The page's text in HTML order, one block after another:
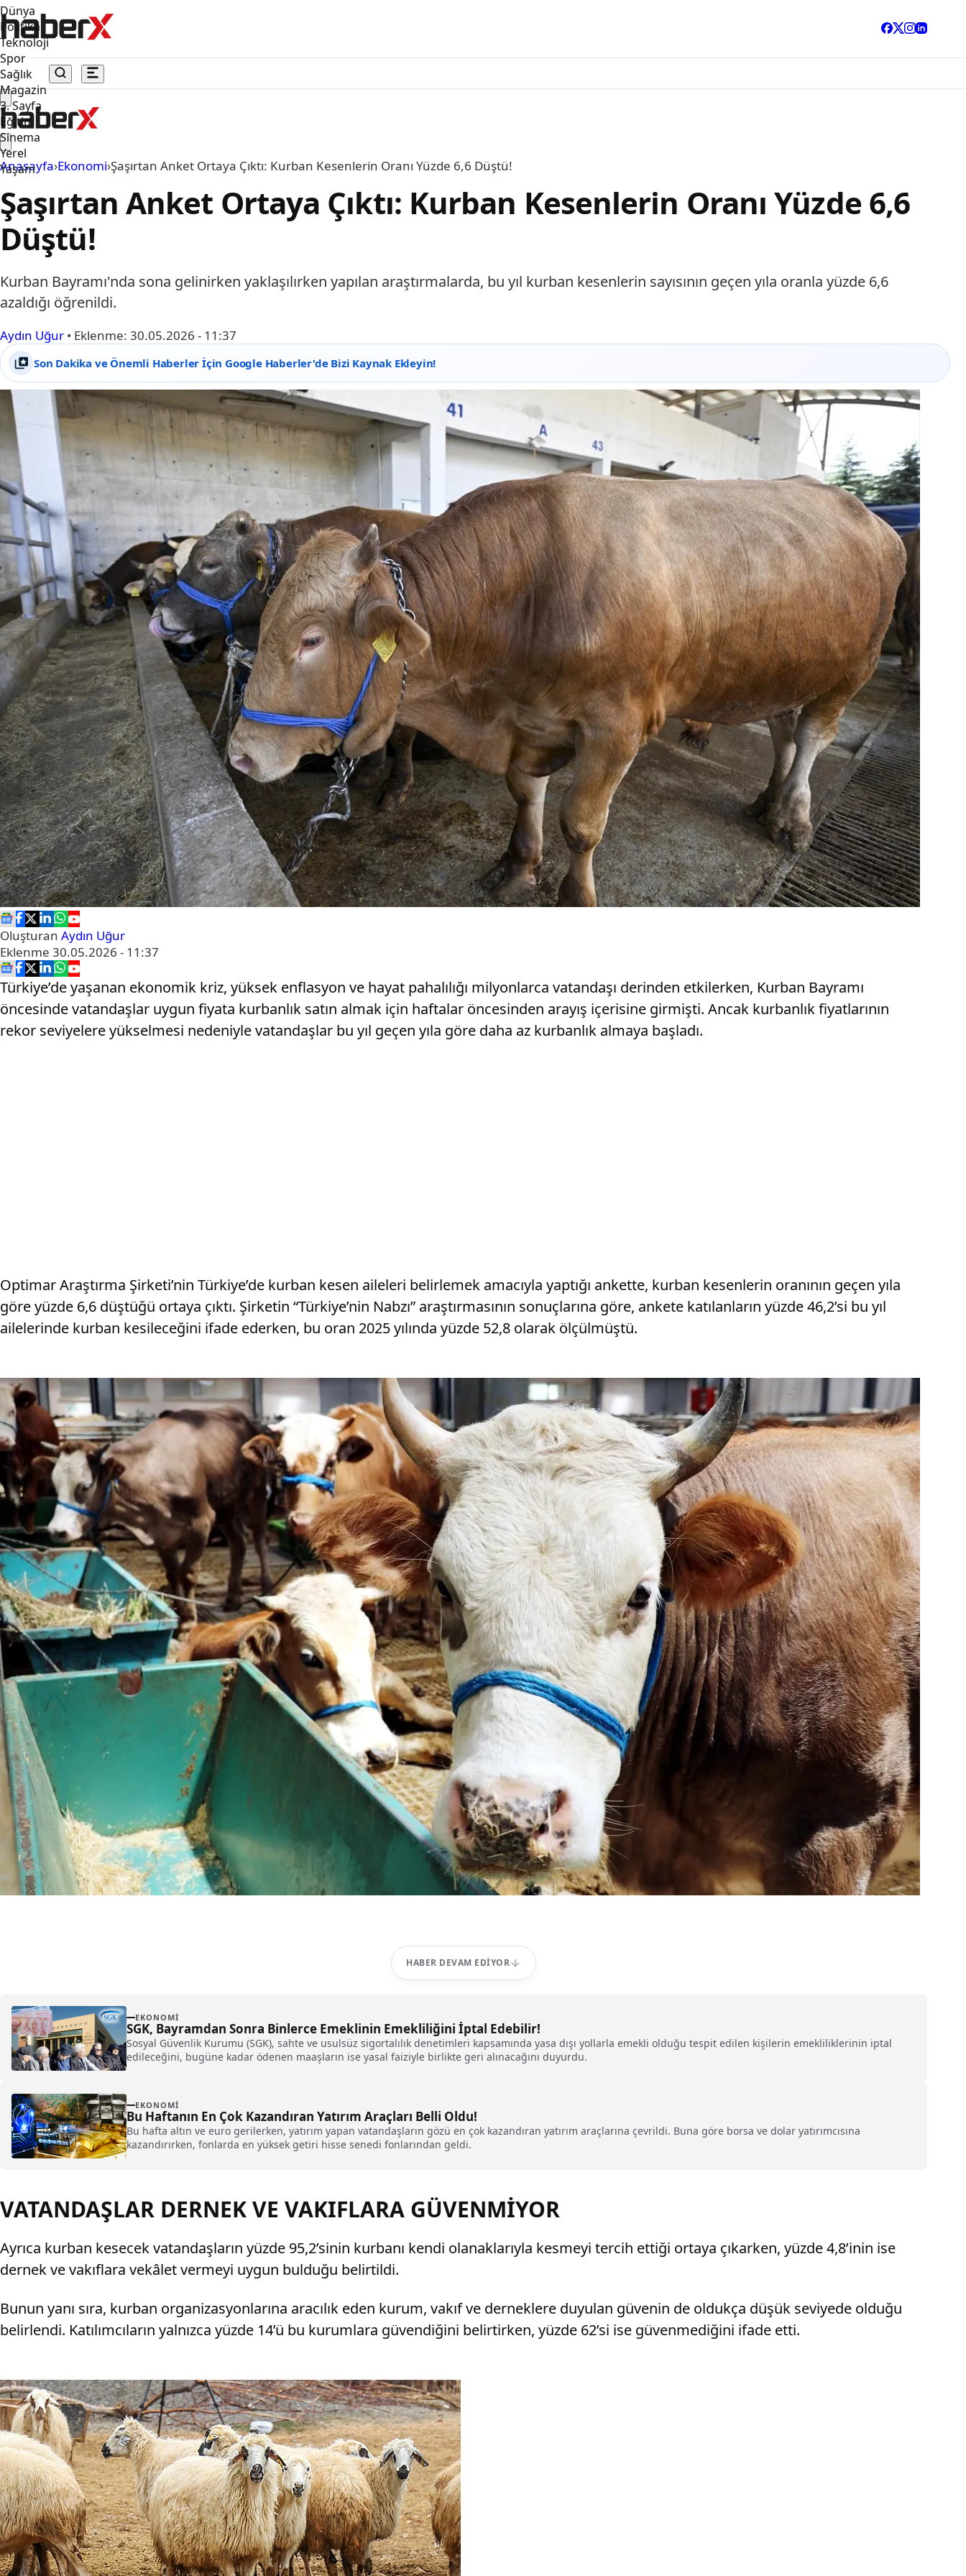
Dünya
Politika
Teknoloji
Spor
Sağlık
Magazin
3. Sayfa
Eğitim
Sinema
Yerel
Yaşam
Anasayfa›Ekonomi›Şaşırtan Anket Ortaya Çıktı: Kurban Kesenlerin Oranı Yüzde 6,6 Düştü!
Şaşırtan Anket Ortaya Çıktı: Kurban Kesenlerin Oranı Yüzde 6,6
Düştü!
Kurban Bayramı'nda sona gelinirken yaklaşılırken yapılan araştırmalarda, bu yıl kurban kesenlerin sayısının geçen yıla oranla yüzde 6,6
azaldığı öğrenildi.
Aydın Uğur • Eklenme: 30.05.2026 - 11:37
Son Dakika ve Önemli Haberler İçin Google Haberler'de Bizi Kaynak Ekleyin!
Oluşturan Aydın Uğur
Eklenme 30.05.2026 - 11:37
Türkiye’de yaşanan ekonomik kriz, yüksek enflasyon ve hayat pahalılığı milyonlarca vatandaşı derinden etkilerken, Kurban Bayramı
öncesinde vatandaşlar uygun fiyata kurbanlık satın almak için haftalar öncesinden arayış içerisine girmişti. Ancak kurbanlık fiyatlarının
rekor seviyelere yükselmesi nedeniyle vatandaşlar bu yıl geçen yıla göre daha az kurbanlık almaya başladı.
Optimar Araştırma Şirketi’nin Türkiye’de kurban kesen aileleri belirlemek amacıyla yaptığı ankette, kurban kesenlerin oranının geçen yıla
göre yüzde 6,6 düştüğü ortaya çıktı. Şirketin “Türkiye’nin Nabzı” araştırmasının sonuçlarına göre, ankete katılanların yüzde 46,2’si bu yıl
ailelerinde kurban kesileceğini ifade ederken, bu oran 2025 yılında yüzde 52,8 olarak ölçülmüştü.
HABER DEVAM EDIYOR
EKONOMI
SGK, Bayramdan Sonra Binlerce Emeklinin Emekliliğini İptal Edebilir!
Sosyal Güvenlik Kurumu (SGK), sahte ve usulsüz sigortalılık denetimleri kapsamında yasa dışı yollarla emekli olduğu tespit edilen kişilerin emekliliklerinin iptal
edileceğini, bugüne kadar ödenen maaşların ise yasal faiziyle birlikte geri alınacağını duyurdu.
EKONOMI
Bu Haftanın En Çok Kazandıran Yatırım Araçları Belli Oldu!
Bu hafta altın ve euro gerilerken, yatırım yapan vatandaşların gözü en çok kazandıran yatırım araçlarına çevrildi. Buna göre borsa ve dolar yatırımcısına
kazandırırken, fonlarda en yüksek getiri hisse senedi fonlarından geldi.
VATANDAŞLAR DERNEK VE VAKIFLARA GÜVENMİYOR
Ayrıca kurban kesecek vatandaşların yüzde 95,2’sinin kurbanı kendi olanaklarıyla kesmeyi tercih ettiği ortaya çıkarken, yüzde 4,8’inin ise
dernek ve vakıflara vekâlet vermeyi uygun bulduğu belirtildi.
Bunun yanı sıra, kurban organizasyonlarına aracılık eden kurum, vakıf ve derneklere duyulan güvenin de oldukça düşük seviyede olduğu
belirlendi. Katılımcıların yalnızca yüzde 14’ü bu kurumlara güvendiğini belirtirken, yüzde 62’si ise güvenmediğini ifade etti.